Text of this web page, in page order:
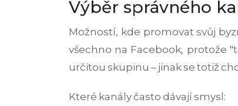
Výběr správného
Možností, kde promovat svůj
všechno na Facebook, protože
určitou skupinu – jinak se totiž
Které kanály často dávají smysl: